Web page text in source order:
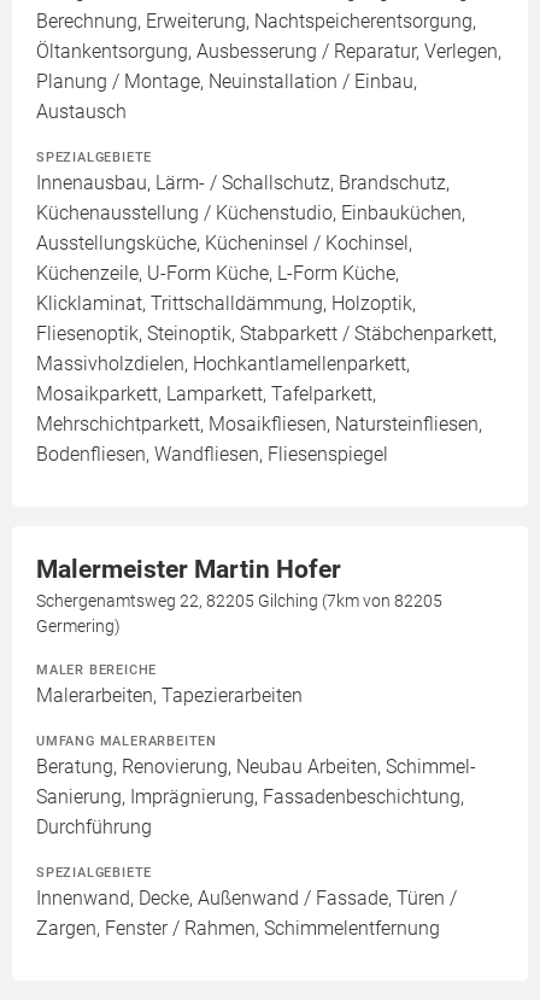
Berechnung, Erweiterung, Nachtspeicherentsorgung,
Öltankentsorgung, Ausbesserung / Reparatur, Verlegen,
Planung / Montage, Neuinstallation / Einbau,
Austausch
SPEZIALGEBIETE
Innenausbau, Lärm- / Schallschutz, Brandschutz,
Küchenausstellung / Küchenstudio, Einbauküchen,
Ausstellungsküche, Kücheninsel / Kochinsel,
Küchenzeile, U-Form Küche, L-Form Küche,
Klicklaminat, Trittschalldämmung, Holzoptik,
Fliesenoptik, Steinoptik, Stabparkett / Stäbchenparkett,
Massivholzdielen, Hochkantlamellenparkett,
Mosaikparkett, Lamparkett, Tafelparkett,
Mehrschichtparkett, Mosaikfliesen, Natursteinfliesen,
Bodenfliesen, Wandfliesen, Fliesenspiegel
Malermeister Martin Hofer
Schergenamtsweg 22, 82205 Gilching (7km von 82205
Germering)
MALER BEREICHE
Malerarbeiten, Tapezierarbeiten
UMFANG MALERARBEITEN
Beratung, Renovierung, Neubau Arbeiten, Schimmel-
Sanierung, Imprägnierung, Fassadenbeschichtung,
Durchführung
SPEZIALGEBIETE
Innenwand, Decke, Außenwand / Fassade, Türen /
Zargen, Fenster / Rahmen, Schimmelentfernung